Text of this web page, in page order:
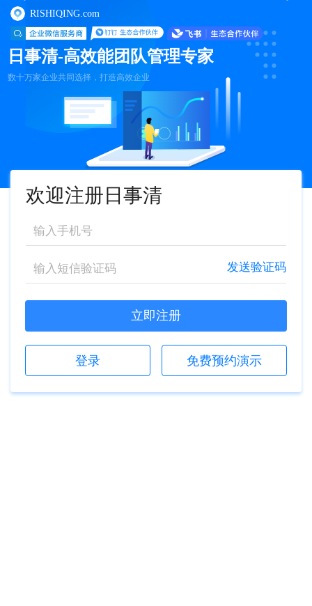
RISHIQING.com
日事清-高效能团队管理专家
数十万家企业共同选择，打造高效企业
欢迎注册日事清
发送验证码
立即注册
登录 免费预约演示